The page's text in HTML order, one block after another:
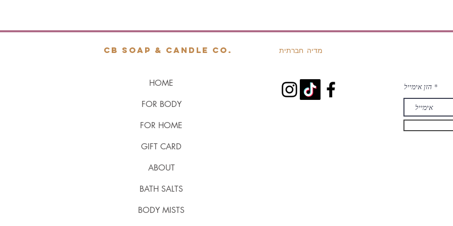
cb soap & candle co.
HOME
FOR BODY
FOR HOME
GIFT CARD
ABOUT
BATH SALTS
BODY MISTS
הזן אימייל